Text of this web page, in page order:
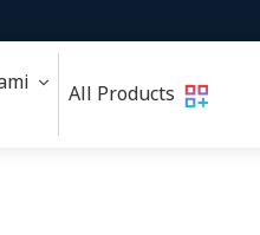
All Products